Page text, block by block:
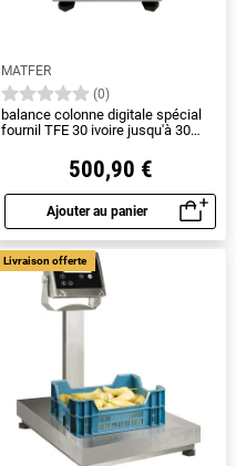
MATFER
(0)
balance colonne digitale spécial
fournil TFE 30 ivoire jusqu'à 30
500,90 €
Ajouter au panier
Aperçu rapide
Livraison offerte